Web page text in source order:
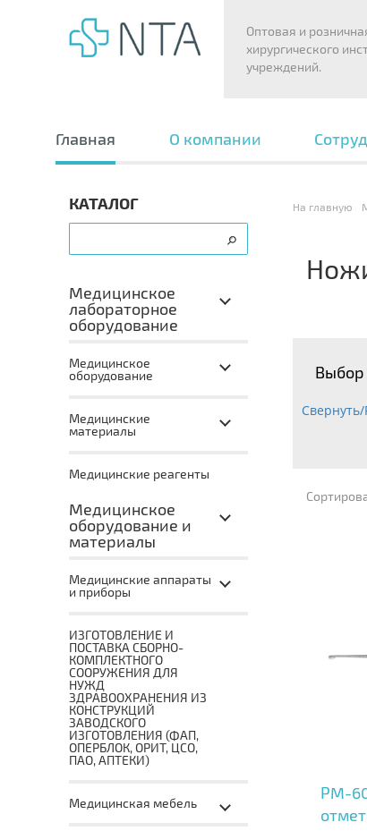
Оптовая и
хирургического
учреждений.
Главная О компании
КАТАЛОГ
Медицинское
лабораторное
оборудование
Медицинское
оборудование
Медицинские
материалы
Медицинские реагенты
Медицинское
оборудование и
материалы
Медицинские аппараты
и приборы
ИЗГОТОВЛЕНИЕ И
ПОСТАВКА СБОРНО-
КОМПЛЕКТНОГО
СООРУЖЕНИЯ ДЛЯ
НУЖД
ЗДРАВООХРАНЕНИЯ ИЗ
КОНСТРУКЦИЙ
ЗАВОДСКОГО
ИЗГОТОВЛЕНИЯ (ФАП,
ОПЕРБЛОК, ОРИТ, ЦСО,
ПАО, АПТЕКИ)
Медицинская мебель
На главную
Выбор
PM-